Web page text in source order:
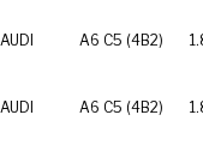
AUDI A6 C5 (4B2)
AUDI A6 C5 (4B2)